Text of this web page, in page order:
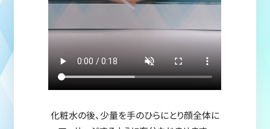
化粧水の後、少量を手のひらにとり顔全体に